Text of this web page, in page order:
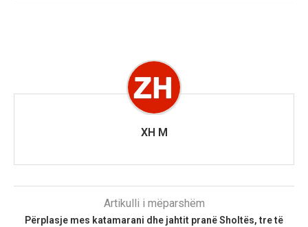
XH M
Artikulli i mëparshëm
Përplasje mes katamarani dhe jahtit pranë Sholtës, tre të